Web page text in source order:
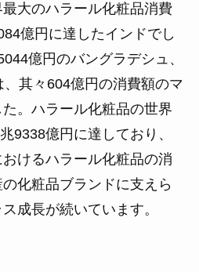
大のハラール化粧品消費
億円に達したインドでし
億円のバングラデシュ、
其々604億円の消費額のマ
。ハラール化粧品の世界
9338億円に達しており、
けるハラール化粧品の消
化粧品ブランドに支えら
成長が続いています。